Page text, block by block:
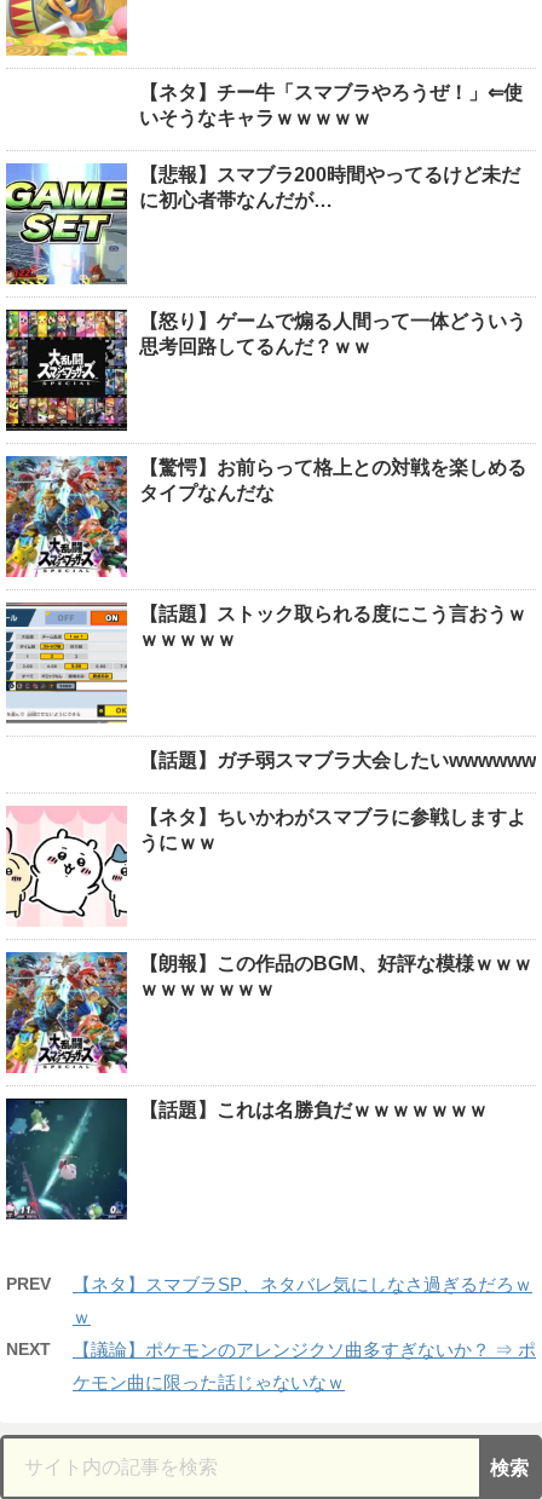
【ネタ】チー牛「スマブラやろうぜ！」⇐使
いそうなキャラｗｗｗｗｗ
【悲報】スマブラ200時間やってるけど未だ
に初心者帯なんだが…
【怒り】ゲームで煽る人間って一体どういう
思考回路してるんだ？ｗｗ
【驚愕】お前らって格上との対戦を楽しめる
タイプなんだな
【話題】ストック取られる度にこう言おうｗ
ｗｗｗｗｗ
【話題】ガチ弱スマブラ大会したいwwwwww
【ネタ】ちいかわがスマブラに参戦しますよ
うにｗｗ
【朗報】この作品のBGM、好評な模様ｗｗｗ
ｗｗｗｗｗｗｗ
【話題】これは名勝負だｗｗｗｗｗｗｗ
PREV
【ネタ】スマブラSP、ネタバレ気にしなさ過ぎるだろｗ
ｗ
NEXT
【議論】ポケモンのアレンジクソ曲多すぎないか？ ⇒ ポ
ケモン曲に限った話じゃないなｗ